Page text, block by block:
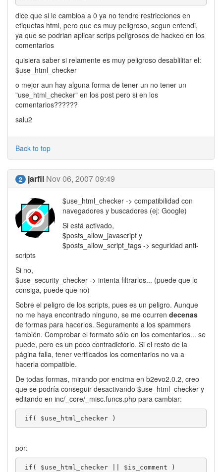
dice que si le cambioa a 0 ya no tendre restricciones en
etiquetas html, pero que es muy peligroso, segun entendi,
ya que se podrian aplicar scrips peligrosos de hackeo en los
comentarios
quisiera saber si relamente es muy peligroso desablilitar el:
$use_html_checker
o mejor aun hay alguna forma de tener un no tener un
"use_html_checker" en los post pero si en los
comentarios??????
salu2
Back to top
2 jarfil Nov 06, 2007 09:49
$use_html_checker -> compatibilidad con
navegadores y buscadores (ej: Google)
Si está activado,
$posts_allow_javascript y
$posts_allow_script_tags -> seguridad anti-
scripts
Si no,
$use_security_checker -> intenta filtrarlos... (puede que lo
consiga, puede que no)
Sobre el peligro de los scripts, pues es un peligro. Aunque
no me haya encontrado ninguno, se me ocurren decenas
de formas para hacerlos. Seguramente a los spammers
también. Comprobar el formato sólo en los comentarios... se
puede, pero es un poco contradictorio. Si el resto de la
página falla, tener verificados los comentarios no va a
hacerla compatible.
De todas formas, mirando por encima en b2evo2.0.2, creo
que se podría conseguir desactivando $use_html_checker y
editando en inc/_core/_misc.funcs.php para cambiar:
if( $use_html_checker )
por:
if( $use_html_checker || $is_comment )